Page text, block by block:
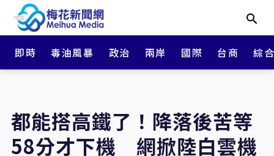
即時 毒油風暴 政治 兩岸 國際 台商 綜
都能搭高鐵了！降落後苦等
58分才下機 網掀陸白雲機